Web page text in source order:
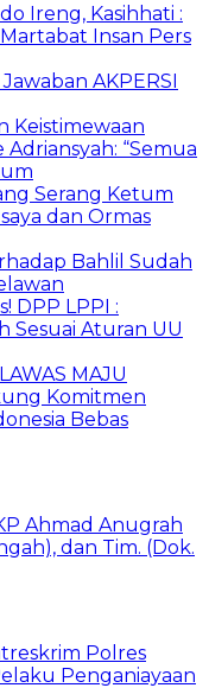
Ireng, Kasihhati :
Insan Pers
AKPERSI
Keistimewaan
“Semua
Serang Ketum
dan Ormas
Bahlil Sudah
DPP LPPI :
Sesuai Aturan UU
MAJU
Komitmen
Bebas
Polres
Penganiayaan